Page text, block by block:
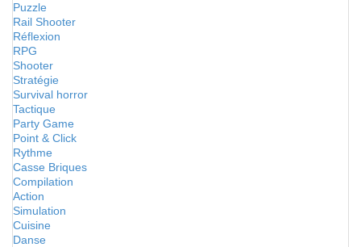
Puzzle
Rail Shooter
Réflexion
RPG
Shooter
Stratégie
Survival horror
Tactique
Party Game
Point & Click
Rythme
Casse Briques
Compilation
Action
Simulation
Cuisine
Danse